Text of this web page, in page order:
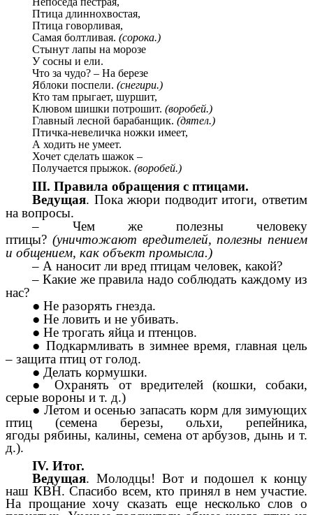
Птица длиннохвостая,
Птица говорливая,
Самая болтливая. (сорока.)
Стынут лапы на морозе
У сосны и ели.
Что за чудо? – На березе
Яблоки поспели. (снегири.)
Кто там прыгает, шуршит,
Клювом шишки потрошит. (воробей.)
Главный лесной барабанщик. (дятел.)
Птичка-невеличка ножки имеет,
А ходить не умеет.
Хочет сделать шажок –
Получается прыжок. (воробей.)
III. Правила обращения с птицами.
Ведущая. Пока жюри подводит итоги, ответим
на вопросы.
– Чем же полезны человеку
птицы? (уничтожают вредителей, полезны пением
и общением, как объект промысла.)
– А наносит ли вред птицам человек, какой?
– Какие же правила надо соблюдать каждому из
нас?
● Не разорять гнезда.
● Не ловить и не убивать.
● Не трогать яйца и птенцов.
● Подкармливать в зимнее время, главная цель
– защита птиц от голод.
● Делать кормушки.
● Охранять от вредителей (кошки, собаки,
серые вороны и т. д.)
● Летом и осенью запасать корм для зимующих
птиц (семена березы, ольхи, репейника,
ягоды рябины, калины, семена от арбузов, дынь и т.
д.).
IV. Итог.
Ведущая. Молодцы! Вот и подошел к концу
наш КВН. Спасибо всем, кто принял в нем участие.
На прощание хочу сказать еще несколько слов о